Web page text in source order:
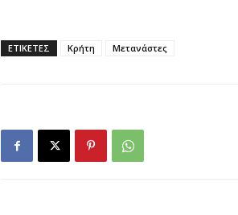
ΕΤΙΚΕΤΕΣ Κρήτη Μετανάστες